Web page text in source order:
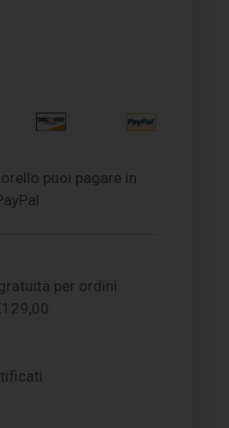
puoi pagare in
per ordini